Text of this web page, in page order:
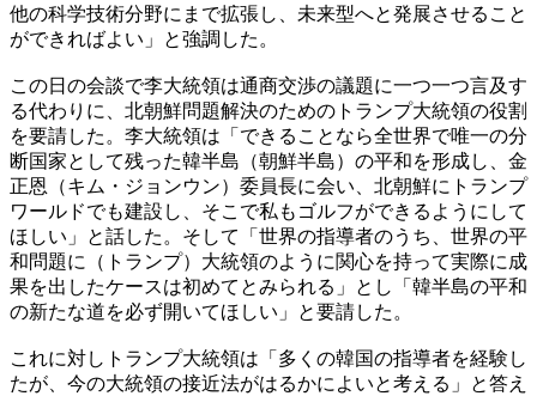
他の科学技術分野にまで拡張し、未来型へと発展させること
ができればよい」と強調した。
この日の会談で李大統領は通商交渉の議題に一つ一つ言及す
る代わりに、北朝鮮問題解決のためのトランプ大統領の役割
を要請した。李大統領は「できることなら全世界で唯一の分
断国家として残った韓半島（朝鮮半島）の平和を形成し、金
正恩（キム・ジョンウン）委員長に会い、北朝鮮にトランプ
ワールドでも建設し、そこで私もゴルフができるようにして
ほしい」と話した。そして「世界の指導者のうち、世界の平
和問題に（トランプ）大統領のように関心を持って実際に成
果を出したケースは初めてとみられる」とし「韓半島の平和
の新たな道を必ず開いてほしい」と要請した。
これに対しトランプ大統領は「多くの韓国の指導者を経験し
たが、今の大統領の接近法がはるかによいと考える」と答え